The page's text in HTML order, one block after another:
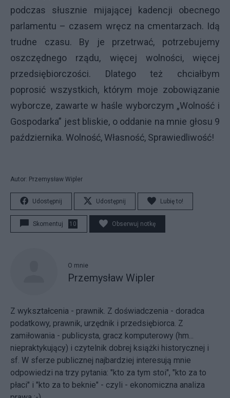
podczas słusznie mijającej kadencji obecnego
parlamentu – czasem wręcz na cmentarzach. Idą
trudne czasu. By je przetrwać, potrzebujemy
oszczędnego rządu, więcej wolności, więcej
przedsiębiorczości. Dlatego też chciałbym
poprosić wszystkich, którym moje zobowiązanie
wyborcze, zawarte w haśle wyborczym „Wolność i
Gospodarka” jest bliskie, o oddanie na mnie głosu 9
października. Wolność, Własność, Sprawiedliwość!
Autor: Przemysław Wipler
Udostępnij Udostępnij Lubię to!
Skomentuj 10 Obserwuj notkę
O mnie
Przemysław Wipler
Z wykształcenia - prawnik. Z doświadczenia - doradca
podatkowy, prawnik, urzędnik i przedsiębiorca. Z
zamiłowania - publicysta, gracz komputerowy (hm...
niepraktykujący) i czytelnik dobrej książki historycznej i
sf. W sferze publicznej najbardziej interesują mnie
odpowiedzi na trzy pytania: "kto za tym stoi", "kto za to
płaci" i "kto za to beknie" - czyli - ekonomiczna analiza